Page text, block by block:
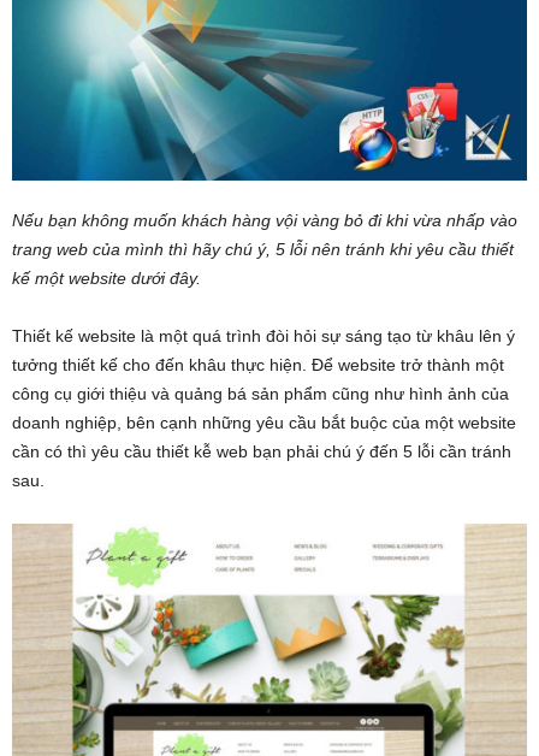
Nếu bạn không muốn khách hàng vội vàng bỏ đi khi vừa nhấp vào
trang web của mình thì hãy chú ý, 5 lỗi nên tránh khi yêu cầu thiết
kế một website dưới đây.
Thiết kế website là một quá trình đòi hỏi sự sáng tạo từ khâu lên ý
tưởng thiết kế cho đến khâu thực hiện. Để website trở thành một
công cụ giới thiệu và quảng bá sản phẩm cũng như hình ảnh của
doanh nghiệp, bên cạnh những yêu cầu bắt buộc của một website
cần có thì yêu cầu thiết kễ web bạn phải chú ý đến 5 lỗi cần tránh
sau.